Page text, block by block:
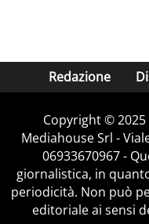
Redazione
Copyright ©
Mediahouse Srl -
06933670967 -
giornalistica, in
periodicità. Non può
editoriale ai sensi